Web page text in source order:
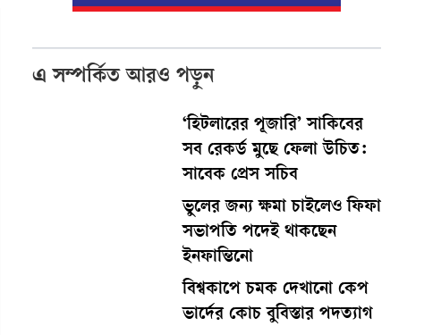
এ সম্পর্কিত আরও পড়ুন
‘হিটলারের পূজারি’ সাকিবের
সব রেকর্ড মুছে ফেলা উচিত:
সাবেক প্রেস সচিব
ভুলের জন্য ক্ষমা চাইলেও ফিফা
সভাপতি পদেই থাকছেন
ইনফান্তিনো
বিশ্বকাপে চমক দেখানো কেপ
ভার্দের কোচ বুবিস্তার পদত্যাগ